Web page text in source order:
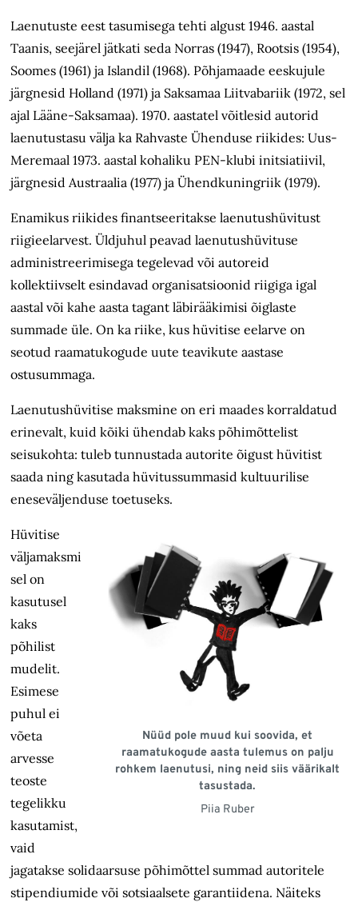
Laenutuste eest tasumisega tehti algust 1946. aastal
Taanis, seejärel jätkati seda Norras (1947), Rootsis (1954),
Soomes (1961) ja Islandil (1968). Põhjamaade eeskujule
järgnesid Holland (1971) ja Saksamaa Liitvabariik (1972, sel
ajal Lääne-Saksa­maa). 1970. aastatel võitlesid autorid
laenutustasu välja ka Rahvaste Ühenduse riikides: Uus-
Meremaal 1973. aastal kohaliku PEN-klubi initsiatiivil,
järgnesid Austraalia (1977) ja Ühendkuningriik (1979).
Enamikus riikides finantseeritakse laenutushüvitust
riigieelarvest. Üld­juhul peavad laenutushüvituse
administreerimisega tegelevad või autoreid
kollektiivselt esindavad organisatsioonid riigiga igal
aastal või kahe aasta tagant läbirääkimisi õiglaste
summade üle. On ka riike, kus hüvitise eelarve on
seotud raamatukogude uute teavikute aastase
ostusummaga.
Laenutushüvitise maksmine on eri maades korraldatud
erinevalt, kuid kõiki ühendab kaks põhimõttelist
seisukohta: tuleb tunnustada autorite õigust hüvitist
saada ning kasutada hüvitussummasid kultuurilise
eneseväljenduse toetuseks.
Nüüd pole muud kui soovida, et
raamatukogude aasta tulemus on palju
rohkem laenutusi, ning neid siis väärikalt
tasustada.
Piia Ruber
Hüvitise
väljamaksmi
sel on
kasutusel
kaks
põhilist
mudelit.
Esimese
puhul ei
võeta
arvesse
teoste
tegelikku
kasutamist,
vaid
jagatakse solidaarsuse põhimõttel summad autoritele
stipendiumide või sotsiaalsete garantiidena. Näiteks